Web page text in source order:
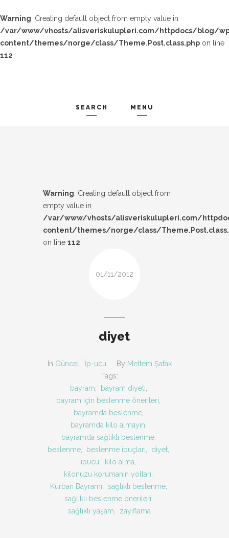
Warning: Creating default object from empty value in
/var/www/vhosts/alisveriskulupleri.com/httpdocs/blog/
content/themes/norge/class/Theme.Post.class.php on line
112
SEARCH MENU
Warning: Creating default object from
empty value in
/var/www/vhosts/alisveriskulupleri.com/
content/themes/norge/class/
on line 112
01/11/2012
diyet
In Güncel İp-ucu By Meltem Şafak
Tags:
bayram
bayram diyeti
bayram için beslenme önerileri
bayramda beslenme,
bayramda kilo almayın
bayramda sağlıklı beslenme,
beslenme
beslenme ipuçları diyet
ipucu
kilo alma
kilonuzu korumanın yolları
Kurban Bayramı
sağlıklı beslenme,
sağlıklı beslenme önerileri
sağlıklı yaşam
zayıflama